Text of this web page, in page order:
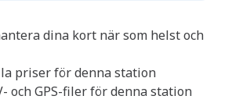
dina kort när som helst och
priser för denna station
och GPS-filer för denna station